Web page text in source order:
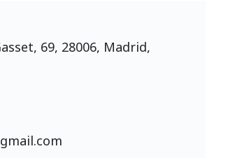
69, 28006, Madrid,